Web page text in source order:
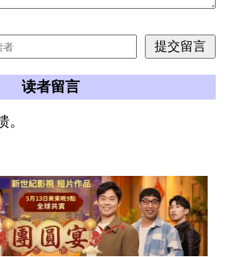
读者留言